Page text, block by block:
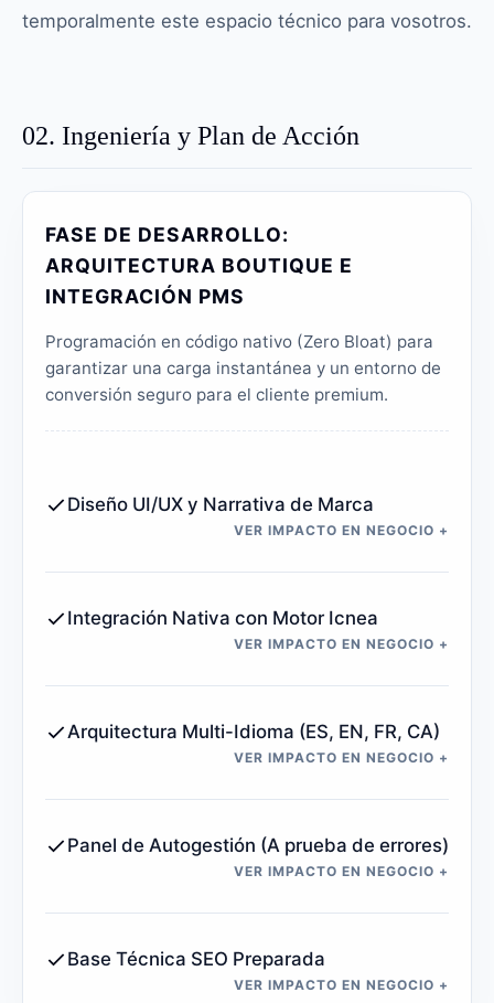
temporalmente este espacio técnico para vosotros.
02. Ingeniería y Plan de Acción
FASE DE DESARROLLO:
ARQUITECTURA BOUTIQUE E
INTEGRACIÓN PMS
Programación en código nativo (Zero Bloat) para
garantizar una carga instantánea y un entorno de
conversión seguro para el cliente premium.
Diseño UI/UX y Narrativa de Marca
VER IMPACTO EN NEGOCIO +
Integración Nativa con Motor Icnea
VER IMPACTO EN NEGOCIO +
Arquitectura Multi-Idioma (ES, EN, FR, CA)
VER IMPACTO EN NEGOCIO +
Panel de Autogestión (A prueba de errores)
VER IMPACTO EN NEGOCIO +
Base Técnica SEO Preparada
VER IMPACTO EN NEGOCIO +